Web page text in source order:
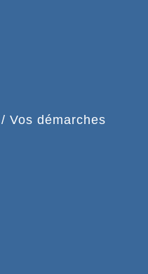
/ Vos démarches